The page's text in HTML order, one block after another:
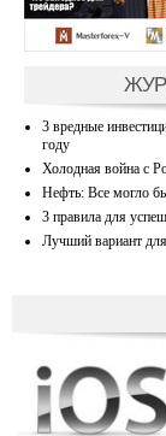
3 вредные
году
Холодная война с
Нефть: Все могло
3 правила для
Лучший вариант